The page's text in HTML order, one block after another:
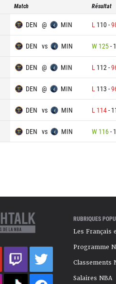
Match Résultat
DEN @ MIN L 110-
DEN vs MIN W 125-
DEN @ MIN L 112 -
DEN @ MIN L 113 -
DEN vs MIN L 114-
DEN vs MIN W 116-
RUBRIQUES
Les Français
Programme
Classements
Salaires NBA